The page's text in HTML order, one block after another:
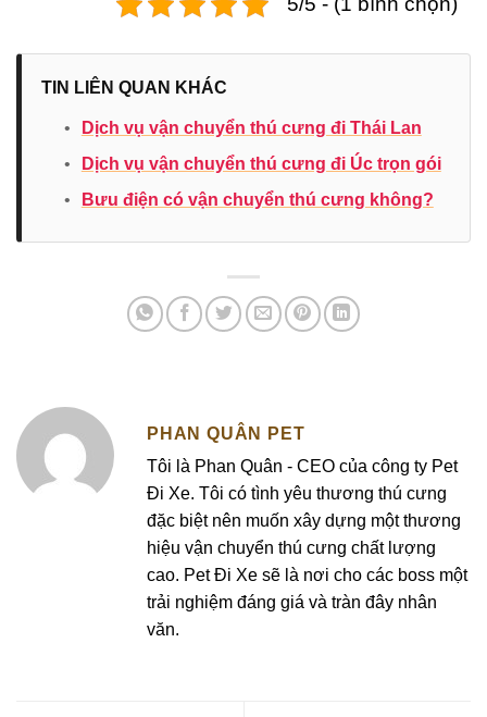
TIN LIÊN QUAN KHÁC
•
Dịch vụ vận chuyển thú cưng đi Thái Lan
•
Dịch vụ vận chuyển thú cưng đi Úc trọn gói
•
Bưu điện có vận chuyển thú cưng không?
PHAN QUÂN PET
Tôi là Phan Quân - CEO của công ty Pet
Đi Xe. Tôi có tình yêu thương thú cưng
đặc biệt nên muốn xây dựng một thương
hiệu vận chuyển thú cưng chất lượng
cao. Pet Đi Xe sẽ là nơi cho các boss một
trải nghiệm đáng giá và tràn đây nhân
văn.